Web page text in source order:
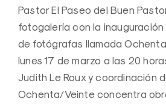
Pastor El Paseo del Buen
fotogalería con la inauguración
de fotógrafas llamada
lunes 17 de marzo a las 20
Judith Le Roux y coordinación
Ochenta/Veinte concentra